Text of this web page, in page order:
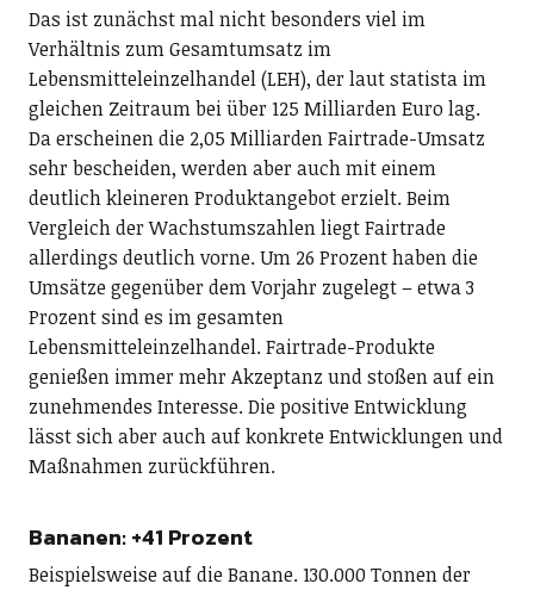
Das ist zunächst mal nicht besonders viel im
Verhältnis zum Gesamtumsatz im
Lebensmitteleinzelhandel (LEH), der laut statista im
gleichen Zeitraum bei über 125 Milliarden Euro lag.
Da erscheinen die 2,05 Milliarden Fairtrade-Umsatz
sehr bescheiden, werden aber auch mit einem
deutlich kleineren Produktangebot erzielt. Beim
Vergleich der Wachstumszahlen liegt Fairtrade
allerdings deutlich vorne. Um 26 Prozent haben die
Umsätze gegenüber dem Vorjahr zugelegt – etwa 3
Prozent sind es im gesamten
Lebensmitteleinzelhandel. Fairtrade-Produkte
genießen immer mehr Akzeptanz und stoßen auf ein
zunehmendes Interesse. Die positive Entwicklung
lässt sich aber auch auf konkrete Entwicklungen und
Maßnahmen zurückführen.
Bananen: +41 Prozent
Beispielsweise auf die Banane. 130.000 Tonnen der